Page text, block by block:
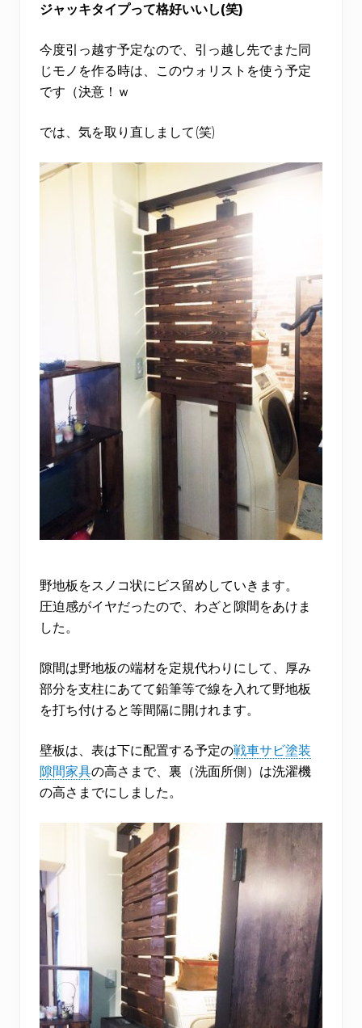
ジャッキタイプって格好いいし(笑)
今度引っ越す予定なので、引っ越し先でまた同
じモノを作る時は、このウォリストを使う予定
です（決意！ｗ
では、気を取り直しまして(笑)
野地板をスノコ状にビス留めしていきます。
圧迫感がイヤだったので、わざと隙間をあけま
した。
隙間は野地板の端材を定規代わりにして、厚み
部分を支柱にあてて鉛筆等で線を入れて野地板
を打ち付けると等間隔に開けれます。
壁板は、表は下に配置する予定の戦車サビ塗装
隙間家具の高さまで、裏（洗面所側）は洗濯機
の高さまでにしました。